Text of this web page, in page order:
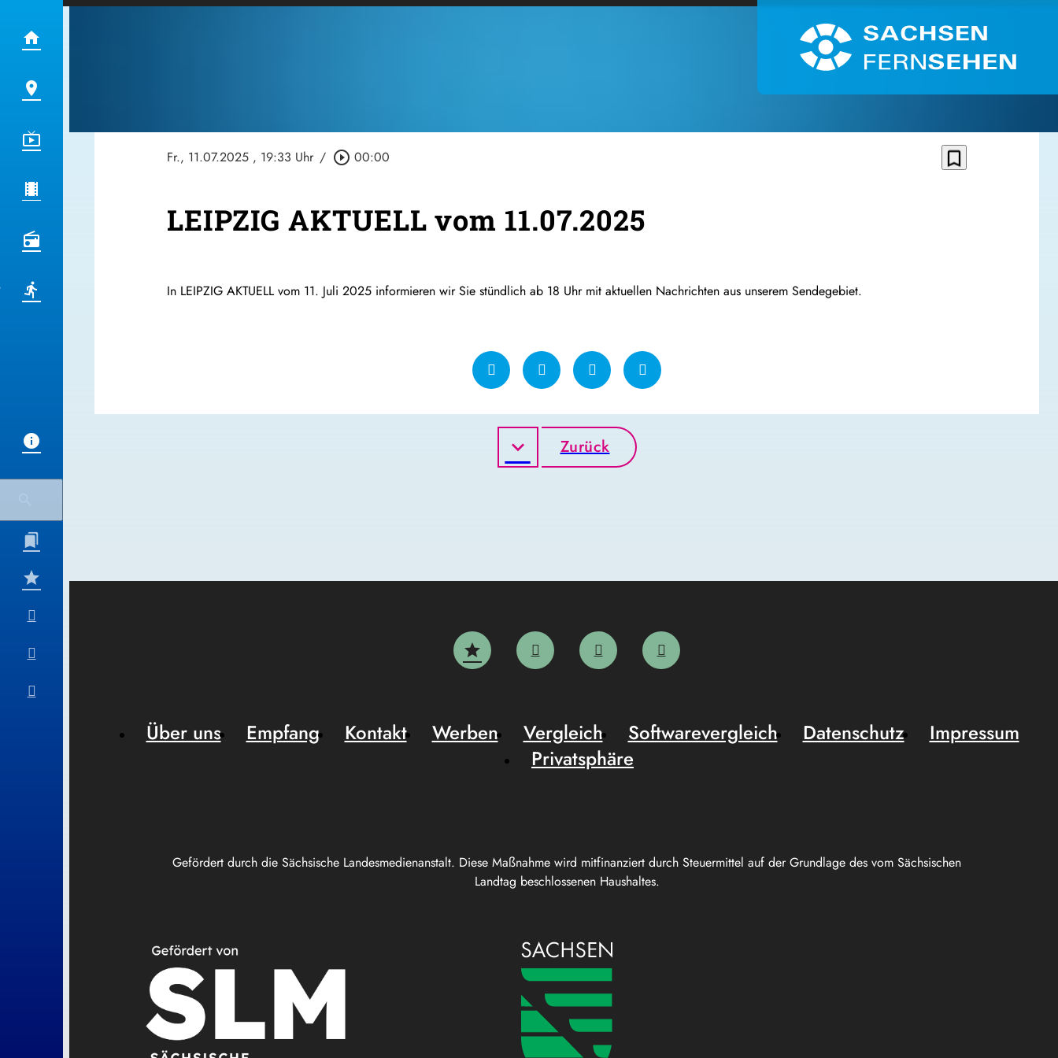
Fr., 11.07.2025 , 19:33 Uhr / play_circle_outline 00:00 bookmark_border
LEIPZIG AKTUELL vom 11.07.2025
In LEIPZIG AKTUELL vom 11. Juli 2025 informieren wir Sie stündlich ab 18 Uhr mit aktuellen Nachrichten aus unserem Sendegebiet.
Zurück
Gefördert durch die Sächsische Landesmedienanstalt. Diese Maßnahme wird mitfinanziert durch Steuermittel auf der Grundlage des vom Sächsischen
Landtag beschlossenen Haushaltes.
Über uns Empfang Kontakt Werben Vergleich Softwarevergleich Datenschutz
Impressum
Privatsphäre